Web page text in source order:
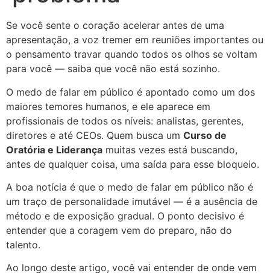
Se você sente o coração acelerar antes de uma
apresentação, a voz tremer em reuniões importantes ou
o pensamento travar quando todos os olhos se voltam
para você — saiba que você não está sozinho.
O medo de falar em público é apontado como um dos
maiores temores humanos, e ele aparece em
profissionais de todos os níveis: analistas, gerentes,
diretores e até CEOs. Quem busca um Curso de
Oratória e Liderança muitas vezes está buscando,
antes de qualquer coisa, uma saída para esse bloqueio.
A boa notícia é que o medo de falar em público não é
um traço de personalidade imutável — é a ausência de
método e de exposição gradual. O ponto decisivo é
entender que a coragem vem do preparo, não do
talento.
Ao longo deste artigo, você vai entender de onde vem